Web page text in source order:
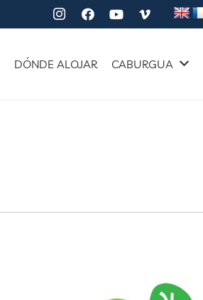
DÓNDE ALOJAR CABURGUA